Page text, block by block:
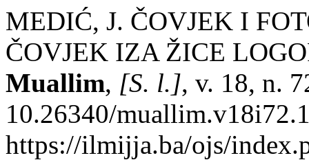
MEDIĆ, J. ČOVJEK I
ČOVJEK IZA ŽICE
Muallim, [S. l.], v. 18, n.
10.26340/
https://ilmijja.ba/ojs/